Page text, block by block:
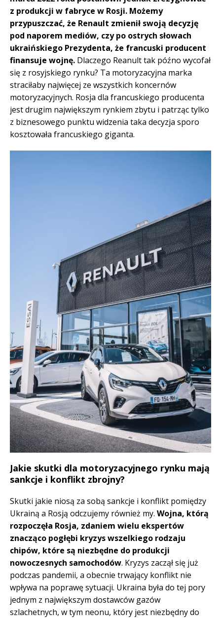
z produkcji w fabryce w Rosji. Możemy
przypuszczać, że Renault zmienił swoją decyzję
pod naporem mediów, czy po ostrych słowach
ukraińskiego Prezydenta, że francuski producent
finansuje wojnę. Dlaczego Reanult tak późno wycofał
się z rosyjskiego rynku? Ta motoryzacyjna marka
straciłaby najwięcej ze wszystkich koncernów
motoryzacyjnych. Rosja dla francuskiego producenta
jest drugim największym rynkiem zbytu i patrząc tylko
z biznesowego punktu widzenia taka decyzja sporo
kosztowała francuskiego giganta.
Jakie skutki dla motoryzacyjnego rynku mają
sankcje i konflikt zbrojny?
Skutki jakie niosą za sobą sankcje i konflikt pomiędzy
Ukrainą a Rosją odczujemy również my. Wojna, którą
rozpoczęła Rosja, zdaniem wielu ekspertów
znacząco pogłębi kryzys wszelkiego rodzaju
chipów, które są niezbędne do produkcji
nowoczesnych samochodów. Kryzys zaczął się już
podczas pandemii, a obecnie trwający konflikt nie
wpływa na poprawę sytuacji. Ukraina była do tej pory
jednym z największym dostawców gazów
szlachetnych, w tym neonu, który jest niezbędny do